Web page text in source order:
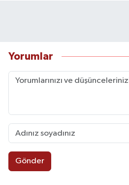
Yorumlar
Gönder